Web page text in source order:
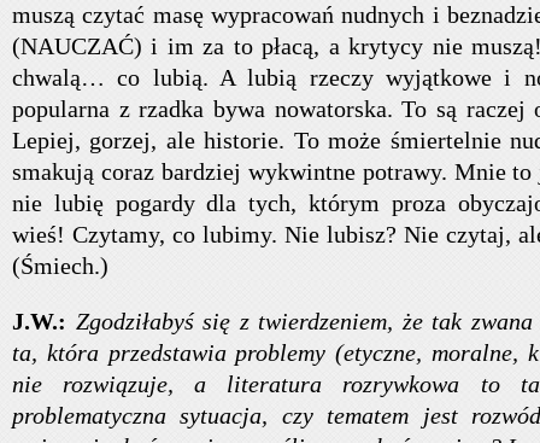
muszą czytać masę wypracowań nudnych i
(NAUCZAĆ) i im za to płacą, a krytycy nie
chwalą… co lubią. A lubią rzeczy wyjątkowe i
popularna z rzadka bywa nowatorska. To są raczej
Lepiej, gorzej, ale historie. To może śmiertelnie
smakują coraz bardziej wykwintne potrawy. Mnie
nie lubię pogardy dla tych, którym proza
wieś! Czytamy, co lubimy. Nie lubisz? Nie czytaj,
(Śmiech.)
J.W.: Zgodziłabyś się z twierdzeniem, że tak
ta, która przedstawia problemy (etyczne, moralne,
nie rozwiązuje, a literatura rozrywkowa to
problematyczna sytuacja, czy tematem jest